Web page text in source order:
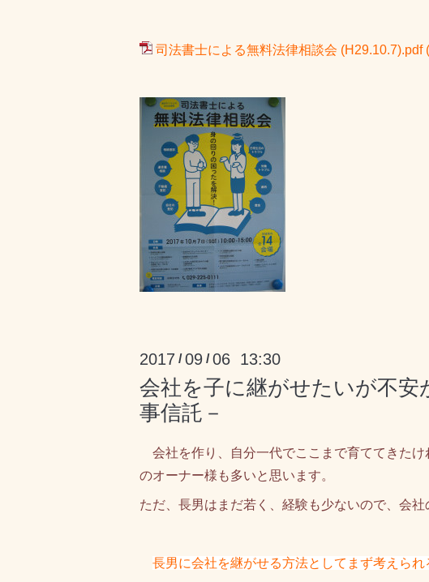
司法書士による無料法律相談会 (H29.10.7).pdf
2017 /09 /06 13:30
会社を子に継がせたいが不
事信託－
会社を作り、自分一代でここまで育ててきた
のオーナー様も多いと思います。
ただ、長男はまだ若く、経験も少ないので、会
長男に会社を継がせる方法としてまず考えられ